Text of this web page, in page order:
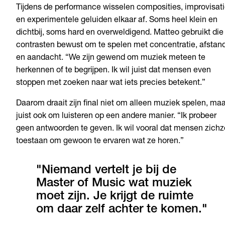
Tijdens de performance wisselen composities,
en experimentele geluiden elkaar af. Soms heel klein en
dichtbij, soms hard en overweldigend. Matteo gebruikt die
contrasten bewust om te spelen met concentratie,
en aandacht. “We zijn gewend om muziek meteen te
herkennen of te begrijpen. Ik wil juist dat mensen even
stoppen met zoeken naar wat iets precies betekent.”
Daarom draait zijn final niet om alleen muziek spelen,
juist ook om luisteren op een andere manier. “Ik probeer
geen antwoorden te geven. Ik wil vooral dat mensen
toestaan om gewoon te ervaren wat ze horen.”
"Niemand vertelt je bij de
Master of Music wat muziek
moet zijn. Je krijgt de ruimte
om daar zelf achter te komen."